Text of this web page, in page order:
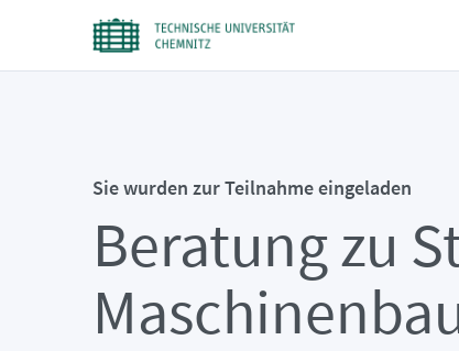
Sie wurden zur Teilnahme eingeladen
Beratung zu